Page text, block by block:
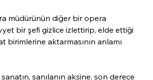
müdürünün diğer bir opera
bir şefi gizlice izlettirip, elde ettiği
birimlerine aktarmasının anlamı
sanılanın aksine, son derece